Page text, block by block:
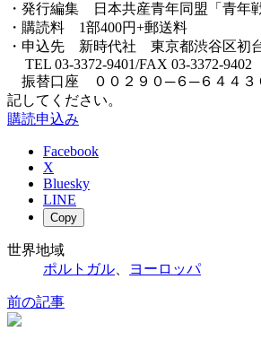
・発行編集 日本共産青年同盟「青年
・購読料 1部400円+郵送料
・申込先 新時代社 東京都渋谷区初
TEL 03-3372-9401/FAX 03-3372-9402
振替口座 ００２９０─６─６４４３
記してください。
購読申込み
Facebook
X
Bluesky
LINE
Copy
世界地域
ポルトガル
ヨーロッパ
前の記事